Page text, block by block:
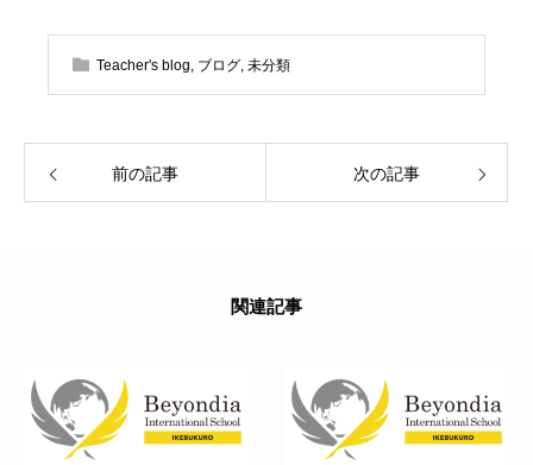
Teacher's blog, ブログ, 未分類
前の記事 次の記事
関連記事